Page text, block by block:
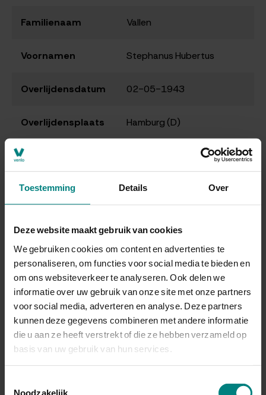
Toestemming Details Over
Deze website maakt gebruik van cookies
We gebruiken cookies om content en advertenties te
personaliseren, om functies voor social media te bieden en
om ons websiteverkeer te analyseren. Ook delen we
informatie over uw gebruik van onze site met onze partners
voor social media, adverteren en analyse. Deze partners
kunnen deze gegevens combineren met andere informatie
die u aan ze heeft verstrekt of die ze hebben verzameld op
basis van uw gebruik van hun services.
Noodzakelijk
Familienaam Vallen
Voornamen Stephanus Hubertus
Overlijdensdatum 02-05-1943
Overlijdensplaats Hamburg (D)
Leeftijd bij
overlijden
Geboorteplaats Rothem (B)
Geslacht Man
Relatie echtgenoot
Toegangsnummer 12.120
Soort akte Overlijdensakte
Aktenummer 347